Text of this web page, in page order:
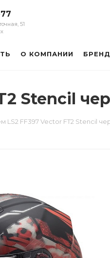
51
О КОМПАНИИ
Stencil
LS2 FF397 Vector FT2 Stencil